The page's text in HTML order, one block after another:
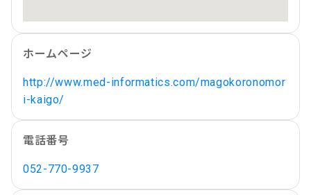
ホームページ
http://www.med-informatics.com/magokoronomor
i-kaigo/
電話番号
052-770-9937